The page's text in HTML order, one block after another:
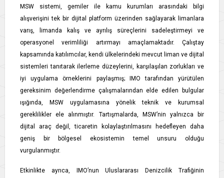
MSW sistemi, gemiler ile kamu kurumları arasındaki bilgi
alışverişini tek bir dijital platform üzerinden sağlayarak limanlara
varış, limanda kalış ve ayrılış süreçlerini sadeleştirmeyi ve
operasyonel verimliliği artırmayı amaçlamaktadır. Çalıştay
kapsamında katılımcılar, kendi ülkelerindeki mevcut liman ve dijital
sistemleri tanıtarak ilerleme düzeylerini, karşılaşılan zorlukları ve
iyi uygulama örneklerini paylaşmış; IMO tarafından yürütülen
gereksinim değerlendirme çalışmalarından elde edilen bulgular
ışığında, MSW uygulamasına yönelik teknik ve kurumsal
gereklilikler ele alınmıştır. Tartışmalarda, MSW’nin yalnızca bir
dijital araç değil, ticaretin kolaylaştırılmasını hedefleyen daha
geniş bir bölgesel ekosistemin temel unsuru olduğu
vurgulanmıştır.
Etkinlikte ayrıca, IMO’nun Uluslararası Denizcilik Trafiğinin